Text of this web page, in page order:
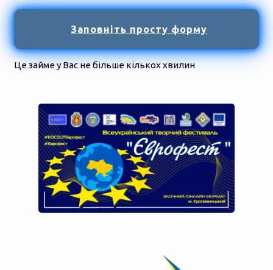
Заповніть просту форму
Це займе у Вас не більше кількох хвилин